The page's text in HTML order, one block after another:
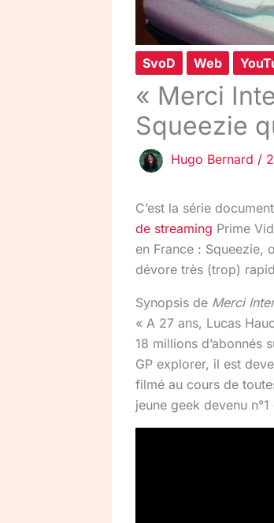
SvoD Web
« Merci
Squeezie
Hugo Bernard /
C’est la série
de streaming Prime
en France : Squeezie,
dévore très (trop)
Synopsis de Merci
« A 27 ans, Lucas
18 millions d’abonnés
GP explorer, il est
filmé au cours de
jeune geek devenu